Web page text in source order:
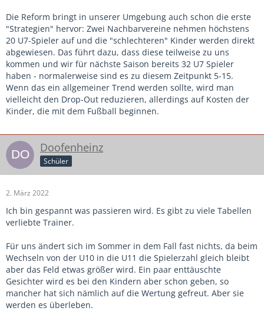
Die Reform bringt in unserer Umgebung auch schon die erste
"Strategien" hervor: Zwei Nachbarvereine nehmen höchstens
20 U7-Spieler auf und die "schlechteren" Kinder werden direkt
abgewiesen. Das führt dazu, dass diese teilweise zu uns
kommen und wir für nächste Saison bereits 32 U7 Spieler
haben - normalerweise sind es zu diesem Zeitpunkt 5-15.
Wenn das ein allgemeiner Trend werden sollte, wird man
vielleicht den Drop-Out reduzieren, allerdings auf Kosten der
Kinder, die mit dem Fußball beginnen.
Doofenheinz
Schüler
2. März 2022
Ich bin gespannt was passieren wird. Es gibt zu viele Tabellen
verliebte Trainer.
Für uns ändert sich im Sommer in dem Fall fast nichts, da beim
Wechseln von der U10 in die U11 die Spielerzahl gleich bleibt
aber das Feld etwas größer wird. Ein paar enttäuschte
Gesichter wird es bei den Kindern aber schon geben, so
mancher hat sich nämlich auf die Wertung gefreut. Aber sie
werden es überleben.